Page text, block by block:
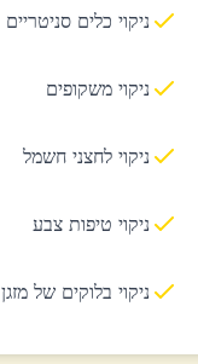
ניקוי כלים סניטריים
ניקוי משקופים
ניקוי לחצני חשמל
ניקוי טיפות צבע
ניקוי בלוקים של מזגן